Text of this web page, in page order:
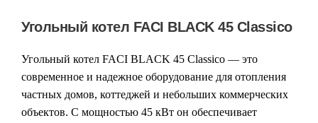
Угольный котел FACI BLACK 45 Classico
Угольный котел FACI BLACK 45 Classico — это
современное и надежное оборудование для отопления
частных домов, коттеджей и небольших коммерческих
объектов. С мощностью 45 кВт он обеспечивает